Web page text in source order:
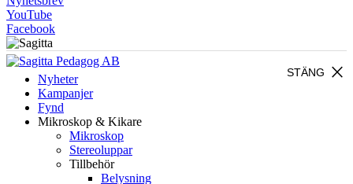
YouTube
Facebook
close
STÄNG
Nyheter
Kampanjer
Fynd
Mikroskop & Kikare
Mikroskop
Stereoluppar
Tillbehör
Belysning